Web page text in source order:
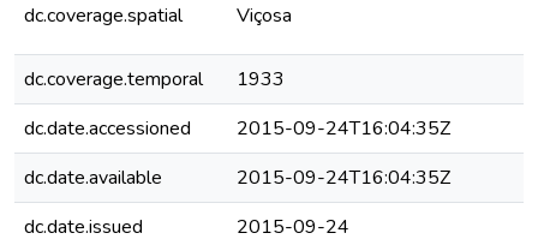
dc.coverage.spatial Viçosa
dc.coverage.temporal
1933
dc.date.accessioned
2015-09-24T16:04:35Z
dc.date.available
2015-09-24T16:04:35Z
dc.date.issued
2015-09-24